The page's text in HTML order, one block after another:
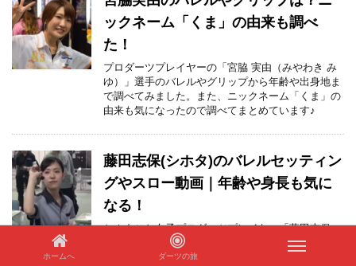
ックネーム「くま」の由来も調べ
た！
プロダーツプレイヤーの「宮脇 実由（みやわき み
ゆ）」選手のバレルやグリップから年齢や出身地ま
で調べてみました。また、ニックネーム「くま」の
由来も気になったので調べてまとめています♪
藤田志保(シホタ)のバレルセッティン
グやスロー動画｜年齢や身長も気に
なる！
シホタこと女子プロダーツプレイヤー「藤田志保
（ふじたしほ）」さんの使用バレルセッティングや
フォームがわかる動画。そして年齢や身長などのプ